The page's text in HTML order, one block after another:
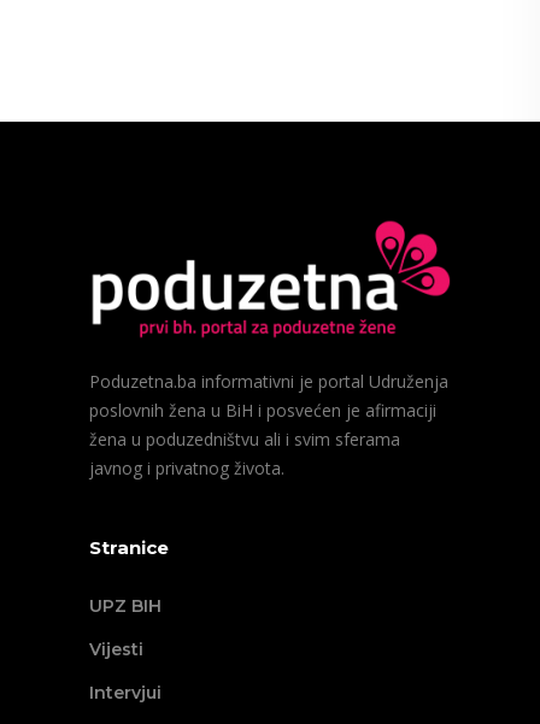
Poduzetna.ba informativni je portal Udruženja
poslovnih žena u BiH i posvećen je afirmaciji
žena u poduzedništvu ali i svim sferama
javnog i privatnog života.
Stranice
UPZ BIH
Vijesti
Intervjui